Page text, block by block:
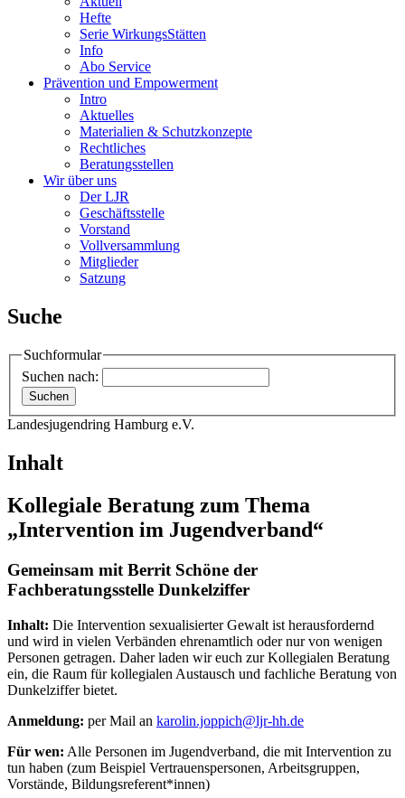
Hefte
Serie WirkungsStätten
Info
Abo Service
Prävention und Empowerment
Intro
Aktuelles
Materialien & Schutzkonzepte
Rechtliches
Beratungsstellen
Wir über uns
Der LJR
Geschäftsstelle
Vorstand
Vollversammlung
Mitglieder
Satzung
Suche
Suchformular
Suchen nach:
Landesjugendring Hamburg e.V.
Inhalt
Kollegiale Beratung zum Thema
„Intervention im Jugendverband“
Gemeinsam mit Berrit Schöne der
Fachberatungsstelle Dunkelziffer
Inhalt: Die Intervention sexualisierter Gewalt ist herausfordernd
und wird in vielen Verbänden ehrenamtlich oder nur von wenigen
Personen getragen. Daher laden wir euch zur Kollegialen Beratung
ein, die Raum für kollegialen Austausch und fachliche Beratung von
Dunkelziffer bietet.
Anmeldung: per Mail an karolin.joppich@ljr-hh.de
Für wen: Alle Personen im Jugendverband, die mit Intervention zu
tun haben (zum Beispiel Vertrauenspersonen, Arbeitsgruppen,
Vorstände, Bildungsreferent*innen)